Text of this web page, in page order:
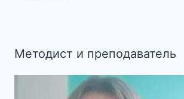
Методист и преподаватель